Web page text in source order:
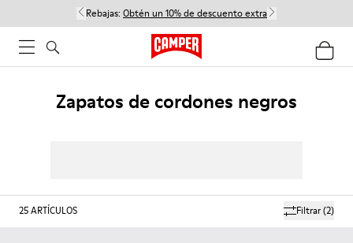
Rebajas: Obtén un 10% de descuento extra
Zapatos de cordones negros
Filtrar(2)
25ARTÍCULOS